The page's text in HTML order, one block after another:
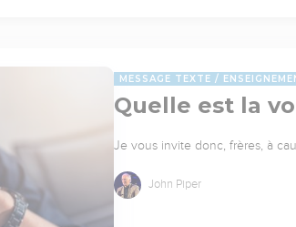
MESSAGE TEXTE
Quelle est la
Je vous invite donc, frères, à
John Piper